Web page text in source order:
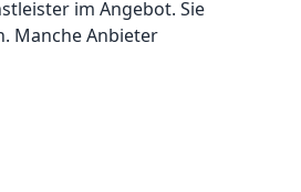
im Angebot. Sie
Manche Anbieter